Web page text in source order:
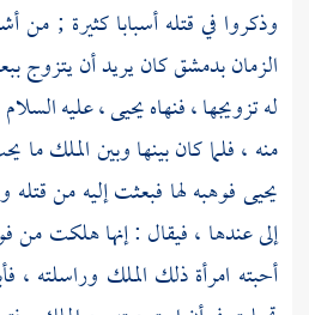
وذكروا في قتله أسبابا كثيرة ;
الزمانبدمشقكان يريد أن يتزوج
له تزويجها ، فنهاهيحيى، عليه
منه ، فلما كان بينها وبين الملك
يحيىفوهبه لها فبعثت إليه من
إلى عندها ، فيقال : إنها هلكت
أحبته امرأة ذلك الملك وراسلته ،